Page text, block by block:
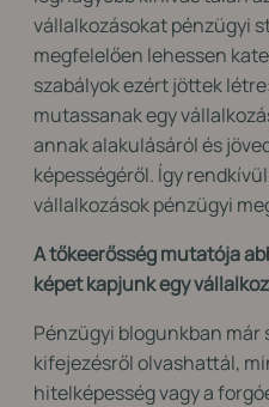
vállalkozásokat pénzügyi
megfelelően lehessen
szabályok ezért jöttek
mutassanak egy
annak alakulásáról és
képességéről. Így
vállalkozások pénzügyi
A tőkeerősség mutatója
képet kapjunkegy
Pénzügyi blogunkban már
kifejezésről olvashattál,
hitelképesség vagy a